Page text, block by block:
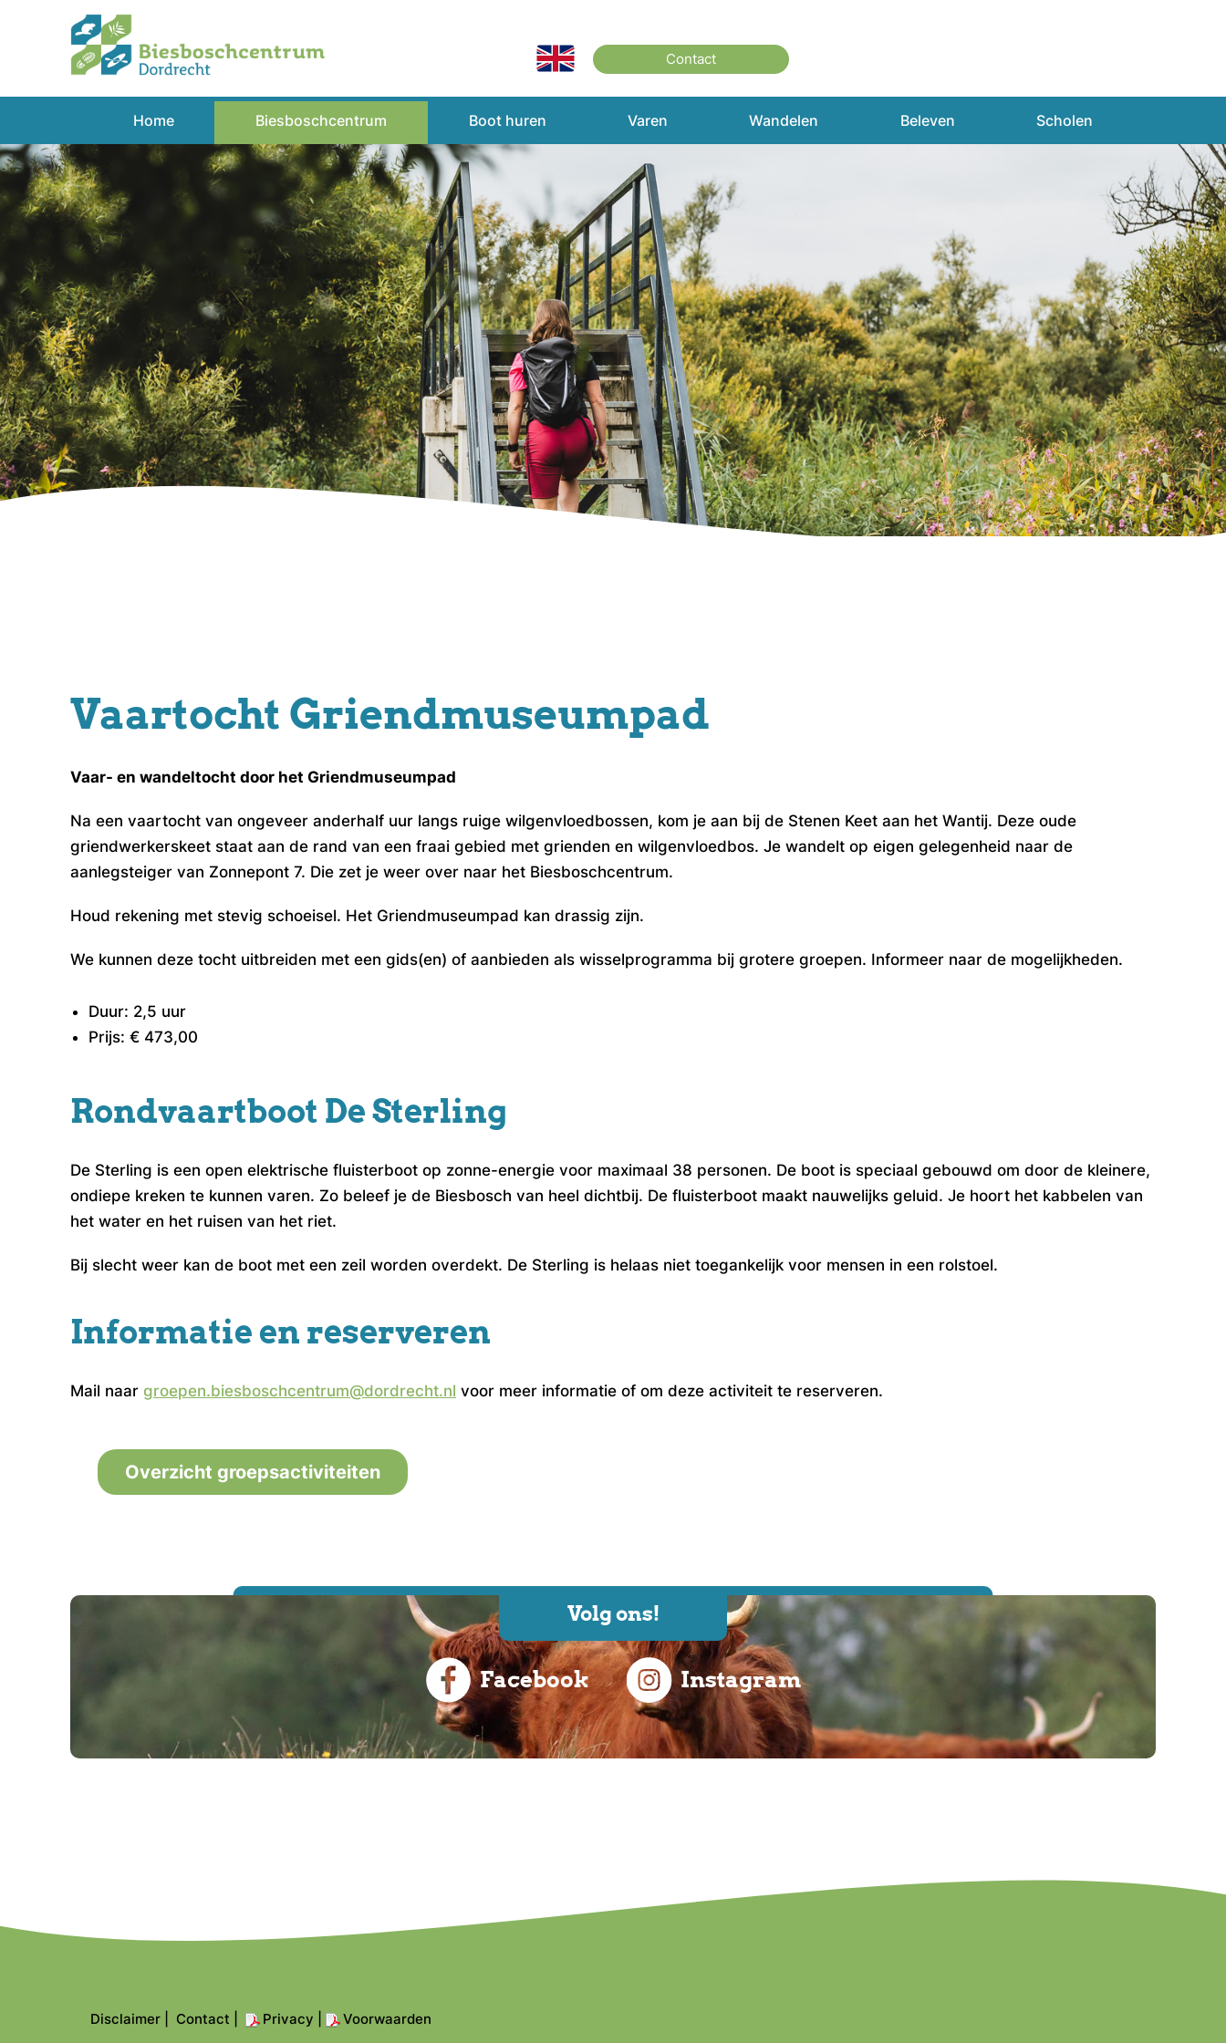
Contact
Home Biesboschcentrum Boot huren Varen Wandelen Beleven Scholen
Vaartocht Griendmuseumpad
Vaar- en wandeltocht door het Griendmuseumpad
Na een vaartocht van ongeveer anderhalf uur langs ruige wilgenvloedbossen, kom je aan bij de Stenen Keet aan het Wantij. Deze oude
griendwerkerskeet staat aan de rand van een fraai gebied met grienden en wilgenvloedbos. Je wandelt op eigen gelegenheid naar de
aanlegsteiger van Zonnepont 7. Die zet je weer over naar het Biesboschcentrum.
Houd rekening met stevig schoeisel. Het Griendmuseumpad kan drassig zijn.
We kunnen deze tocht uitbreiden met een gids(en) of aanbieden als wisselprogramma bij grotere groepen. Informeer naar de mogelijkheden.
Duur: 2,5 uur
Prijs: € 473,00
Rondvaartboot De Sterling
De Sterling is een open elektrische fluisterboot op zonne-energie voor maximaal 38 personen. De boot is speciaal gebouwd om door de kleinere,
ondiepe kreken te kunnen varen. Zo beleef je de Biesbosch van heel dichtbij. De fluisterboot maakt nauwelijks geluid. Je hoort het kabbelen van
het water en het ruisen van het riet.
Bij slecht weer kan de boot met een zeil worden overdekt. De Sterling is helaas niet toegankelijk voor mensen in een rolstoel.
Informatie en reserveren
Mail naar groepen.biesboschcentrum@dordrecht.nl voor meer informatie of om deze activiteit te reserveren.
Overzicht groepsactiviteiten
Volg ons!
Facebook Instagram
Disclaimer| Contact Privacy Voorwaarden